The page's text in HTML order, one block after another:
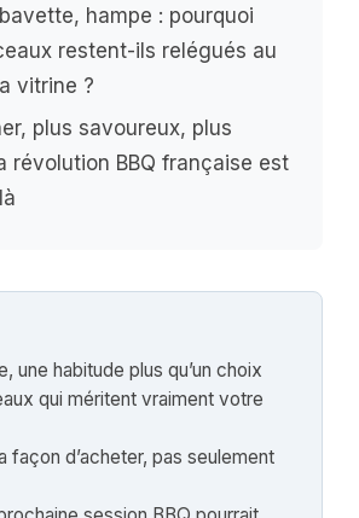
hampe : pourquoi
restent-ils relégués au
vitrine ?
plus savoureux, plus
révolution BBQ française est
une habitude plus qu’un choix
qui méritent vraiment votre
façon d’acheter, pas seulement